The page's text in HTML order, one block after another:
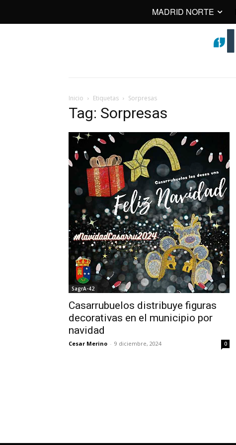
MADRID NORTE
Inicio Etiquetas Sorpresas
Tag: Sorpresas
SagrA-42
Casarrubuelos distribuye figuras
decorativas en el municipio por
navidad
Cesar Merino - 9 diciembre, 2024
0